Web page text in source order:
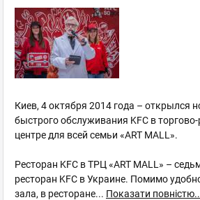
Київ, Почайна - Оболонь
пр. Оболонський, 47/42
+38067 408 7203
Пн–Нд 10:00 - 22:00
відгуків: 0
Київ, Центр
вул. Олеся Гончара, 96 А
Киев, 4 октября 2014 года – открылся
быстрого обслуживания KFC в
центре для всей семьи «ART MALL».
Ресторан KFC в ТРЦ «ART MALL» –
ресторан KFC в Украине. Помимо
зала, в ресторане... Показати